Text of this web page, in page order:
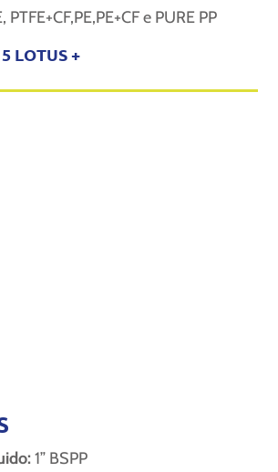
PTFE+CF,PE,PE+CF e PURE PP
LOTUS +
1” BSPP